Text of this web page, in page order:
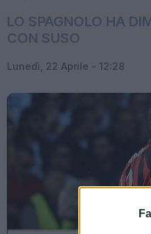
LO SPAGNOLO HA
CON SUSO
Lunedì, 22 Aprile - 12:28